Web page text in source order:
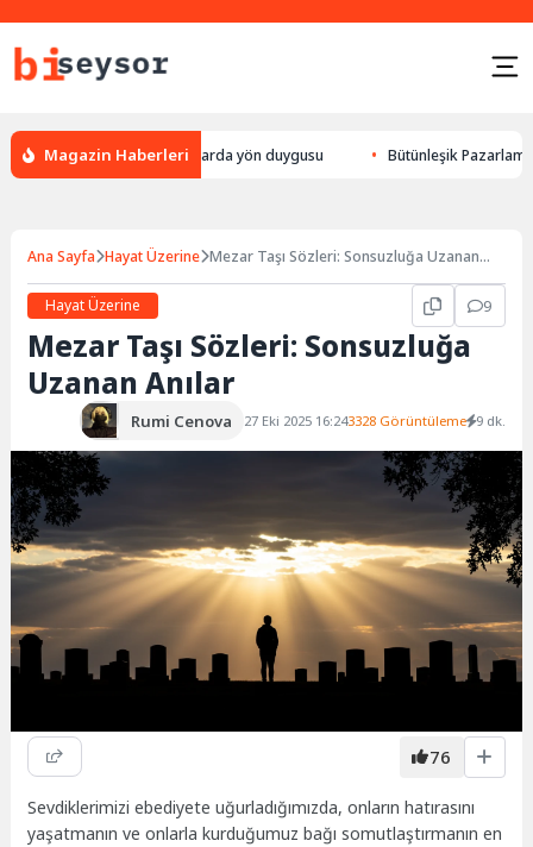
Magazin Haberleri
bulması, hayvanlarda yön duygusu Bütünleşik Pazarlama:
Ana Sayfa Hayat Üzerine Mezar Taşı Sözleri: Sonsuzluğa Uzanan
Hayat Üzerine
9
Mezar Taşı Sözleri: Sonsuzluğa
Uzanan Anılar
Rumi Cenova 27 Eki 2025 16:243328 Görüntüleme 9 dk.
76
Sevdiklerimizi ebediyete uğurladığımızda, onların hatırasını
yaşatmanın ve onlarla kurduğumuz bağı somutlaştırmanın en